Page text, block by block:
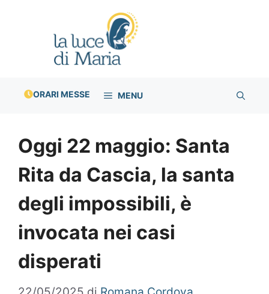
ORARI MESSE MENU
Oggi 22 maggio: Santa
Rita da Cascia, la santa
degli impossibili, è
invocata nei casi
disperati